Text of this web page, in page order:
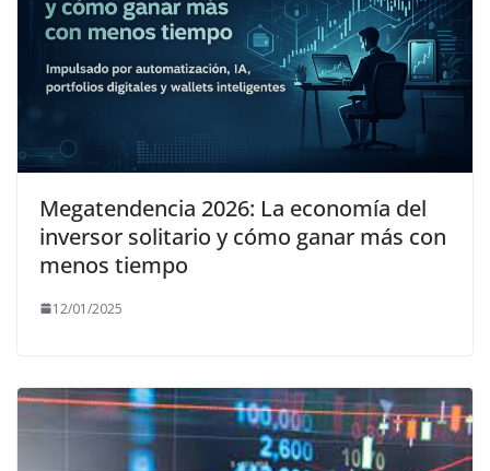
Megatendencia 2026: La economía del
inversor solitario y cómo ganar más con
menos tiempo
12/01/2025